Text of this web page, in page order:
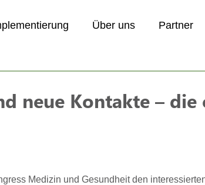
Über uns Partner
neue Kontakte – die
Medizin und Gesundheit den